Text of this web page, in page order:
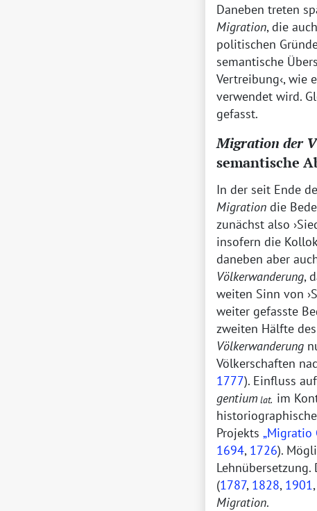
Daneben treten
Migration, die
politischen
semantische
Vertreibung , wie
verwendet wird.
gefasst.
Migration der
semantische
In der seit Ende
Migration die
zunächst also
insofern die
daneben aber
Völkerwanderung,
weiten Sinn von
weiter gefasste
zweiten Hälfte
Völkerwanderung
Völkerschaften
1777). Einfluss
gentium lat. im
Projekts Migratio
1694, 1726).
(1787, 1828, 1901 ,
Migration.